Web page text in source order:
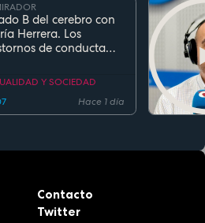
B del cerebro con
Herrera. Los
de conducta
Y SOCIEDAD
Hace 1 día
Contacto
Twitter